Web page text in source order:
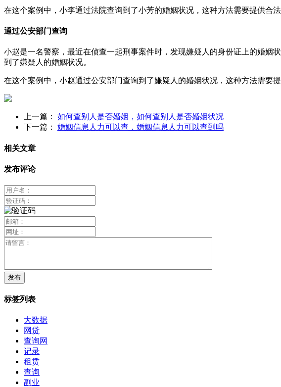
在这个案例中，小李通过法院查询到了小芳的婚姻状况，这种方法需要提供合
通过公安部门查询
小赵是一名警察，最近在侦查一起刑事案件时，发现嫌疑人的身份证上的婚姻
到了嫌疑人的婚姻状况。
在这个案例中，小赵通过公安部门查询到了嫌疑人的婚姻状况，这种方法需要
上一篇：
如何查别人是否婚姻，如何查别人是否婚姻状况
下一篇：
婚姻信息人力可以查，婚姻信息人力可以查到吗
相关文章
发布评论
标签列表
大数据
网贷
查询网
记录
租赁
查询
副业